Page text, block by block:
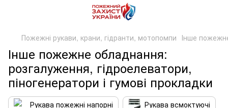
Пожежні рукави, крани, гідранти, мотопомпи Інше
Інше пожежне обладнання:
розгалуження, гідроелеватори,
піногенератори і гумові прокладки
Рукава пожежні напорні
Рукава всмоктуючі